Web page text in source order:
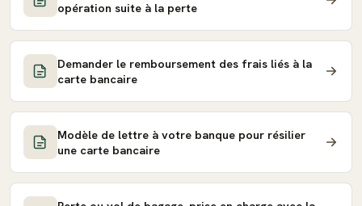
opération suite à la perte
Demander le remboursement des frais liés à la
carte bancaire
Modèle de lettre à votre banque pour résilier
une carte bancaire